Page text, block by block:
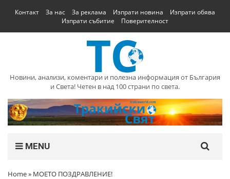
Контакт За нас За реклама Изпрати новина
Изпрати обява
Изпрати събитие
Поверителност
Новини, анализи, коментари и полезна информация от България
и Света! Четен в над 100 страни по света.
MENU
Home» МОЕТО ПОЗДРАВЛЕНИЕ!